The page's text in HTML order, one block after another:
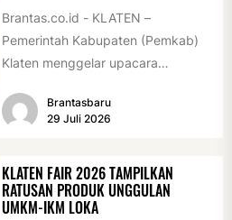
Brantas.co.id - KLATEN –
Pemerintah Kabupaten (Pemkab)
Klaten menggelar upacara
di Alun-alun Klaten, Selasa
Brantasbaru
29 Juli 2026
KLATEN FAIR 2026 TAMPILKAN
RATUSAN PRODUK UNGGULAN
UMKM-IKM LOKA